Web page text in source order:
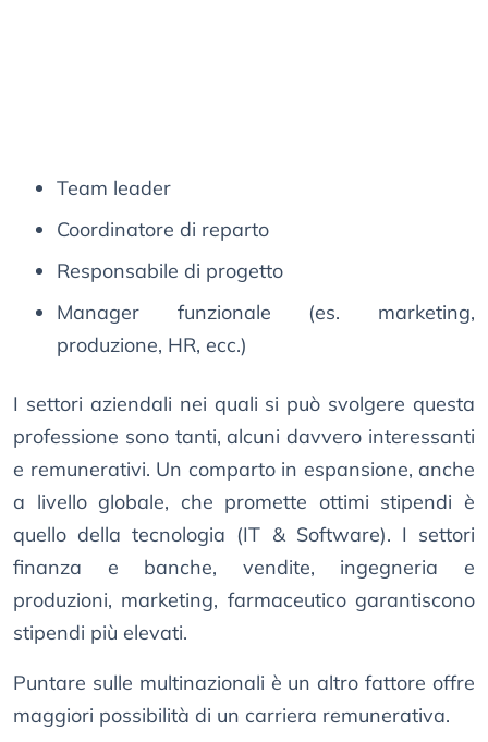
Team leader
Coordinatore di reparto
Responsabile di progetto
Manager funzionale (es. marketing,
produzione, HR, ecc.)
I settori aziendali nei quali si può svolgere questa
professione sono tanti, alcuni davvero interessanti
e remunerativi. Un comparto in espansione, anche
a livello globale, che promette ottimi stipendi è
quello della tecnologia (IT & Software). I settori
finanza e banche, vendite, ingegneria e
produzioni, marketing, farmaceutico garantiscono
stipendi più elevati.
Puntare sulle multinazionali è un altro fattore offre
maggiori possibilità di un carriera remunerativa.